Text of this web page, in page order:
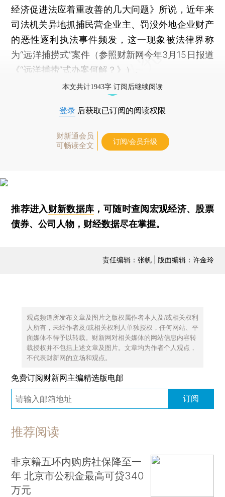
经济促进法应着重改善的几大问题》所说，近年来
司法机关异地抓捕民营企业主、罚没外地企业财产
的恶性逐利执法事件频发，这一现象被法律界称
为“远洋捕捞式”案件（参照财新网今年3月15日报道
《“远洋捕捞”式办案何解？ 》）。
本文共计1943字 订阅后继续阅读
登录 后获取已订阅的阅读权限
财新通会员
可畅读全文
订阅/会员升级
推荐进入财新数据库 ，可随时查阅宏观经济、股票
债券、公司人物，财经数据尽在掌握。
责任编辑：张帆 | 版面编辑：许金玲
观点频道所发布文章及图片之版权属作者本人及/或相关权利
人所有，未经作者及/或相关权利人单独授权，任何网站、平
面媒体不得予以转载。财新网对相关媒体的网站信息内容转
载授权并不包括上述文章及图片。文章均为作者个人观点，
不代表财新网的立场和观点。
免费订阅财新网主编精选版电邮
订阅
推荐阅读
非京籍五环内购房社保降至一
年 北京市公积金最高可贷340
万元